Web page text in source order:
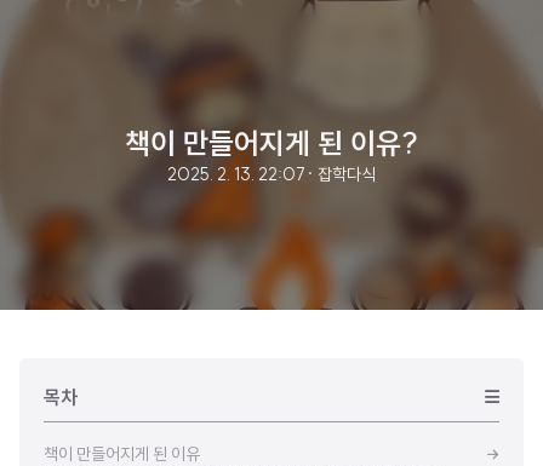
책이 만들어지게 된 이유?
2025. 2. 13. 22:07 · 잡학다식
목차
책이 만들어지게 된 이유